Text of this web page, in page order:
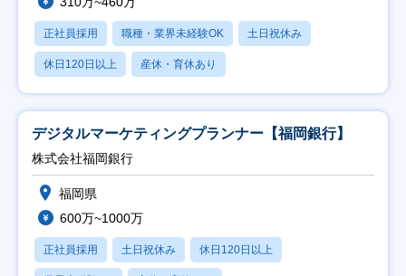
正社員採用 職種・業界未経験OK 土日祝休み
休日120日以上 産休・育休あり
デジタルマーケティングプランナー【福岡銀行】
株式会社福岡銀行
福岡県
600万~1000万
正社員採用 土日祝休み 休日120日以上